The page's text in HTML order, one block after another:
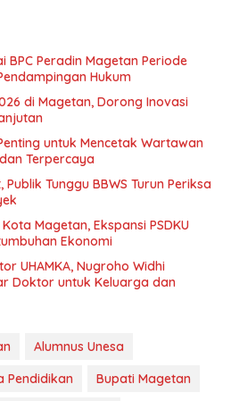
BPC Peradin Magetan Periode
Hukum
di Magetan, Dorong Inovasi
untuk Mencetak Wartawan
Terpercaya
Tunggu BBWS Turun Periksa
Magetan, Ekspansi PSDKU
Ekonomi
UHAMKA, Nugroho Widhi
Doktor untuk Keluarga dan
Alumnus Unesa
Pendidikan
Bupati Magetan